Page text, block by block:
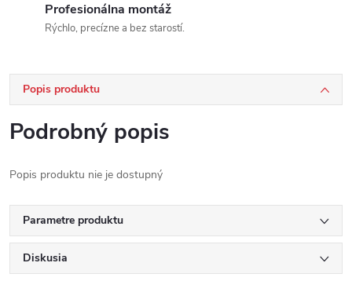
Profesionálna montáž
Rýchlo, precízne a bez starostí.
Popis produktu
Podrobný popis
Popis produktu nie je dostupný
Parametre produktu
Diskusia